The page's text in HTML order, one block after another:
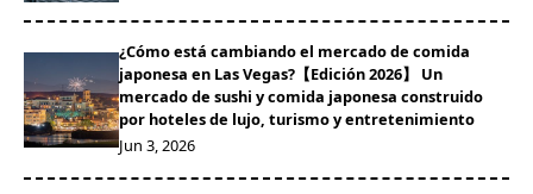
¿Cómo está cambiando el mercado de comida
japonesa en Las Vegas?【Edición 2026】 Un
mercado de sushi y comida japonesa construido
por hoteles de lujo, turismo y entretenimiento
Jun 3, 2026